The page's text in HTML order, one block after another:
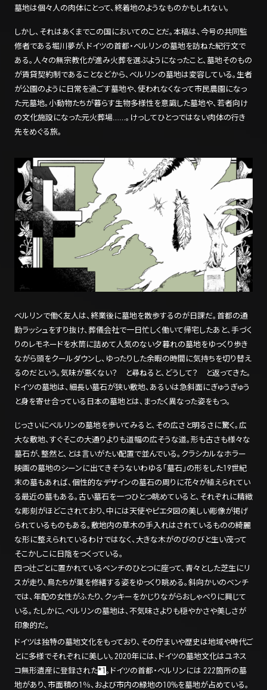
墓地は個々人の肉体にとって、終着地のようなものかもしれない。
しかし、それはあくまでこの国においてのことだ。本稿は、今号の共同監
修者である堀川夢が、ドイツの首都・ベルリンの墓地を訪ねた紀行文で
ある。人々の無宗教化が進み火葬を選ぶようになったこと、墓地そのもの
が賃貸契約制であることなどから、ベルリンの墓地は変容している。生者
が公園のように日常を過ごす墓地や、使われなくなって市民農園になっ
た元墓地。小動物たちが暮らす生物多様性を意識した墓地や、若者向け
の文化施設になった元火葬場……。けっしてひとつではない肉体の行き
先をめぐる旅。
ベルリンで働く友人は、終業後に墓地を散歩するのが日課だ。首都の通
勤ラッシュをすり抜け、葬儀会社で一日忙しく働いて帰宅したあと、手づく
りのレモネードを水筒に詰めて人気のない夕暮れの墓地をゆっくり歩き
ながら頭をクールダウンし、ゆったりした余暇の時間に気持ちを切り替え
るのだという。気味が悪くない？ と尋ねると、どうして？ と返ってきた。
ドイツの墓地は、細長い墓石が狭い敷地、あるいは急斜面にぎゅうぎゅう
と身を寄せ合っている日本の墓地とは、まったく異なった姿をもつ。
じっさいにベルリンの墓地を歩いてみると、その広さと明るさに驚く。広
大な敷地、すぐそこの大通りよりも道幅の広そうな道。形も古さも様々な
墓石が、整然と、とは言いがたい配置で並んでいる。クラシカルなホラー
映画の墓地のシーンに出てきそうないわゆる「墓石」の形をした19世紀
末の墓もあれば、個性的なデザインの墓石の周りに花々が植えられてい
る最近の墓もある。古い墓石を一つひとつ眺めていると、それぞれに精緻
な彫刻がほどこされており、中には天使やピエタ図の美しい彫像が掲げ
られているものもある。敷地内の草木の手入れはされているものの綺麗
な形に整えられているわけではなく、大きな木がのびのびと生い茂って
そこかしこに日陰をつくっている。
四つ辻ごとに置かれているベンチのひとつに座って、青々とした芝生にリ
スが走り、鳥たちが巣を修繕する姿をゆっくり眺める。斜向かいのベンチ
では、年配の女性がふたり、クッキーをかじりながらおしゃべりに興じて
いる。たしかに、ベルリンの墓地は、不気味さよりも穏やかさや美しさが
印象的だ。
ドイツは独特の墓地文化をもっており、その佇まいや歴史は地域や時代ご
とに多様でそれぞれに美しい。2020年には、ドイツの墓地文化はユネス
コ無形遺産に登録された*1。ドイツの首都・ベルリンには 222箇所の墓
地があり、市面積の1％、および市内の緑地の10%を墓地が占めている。